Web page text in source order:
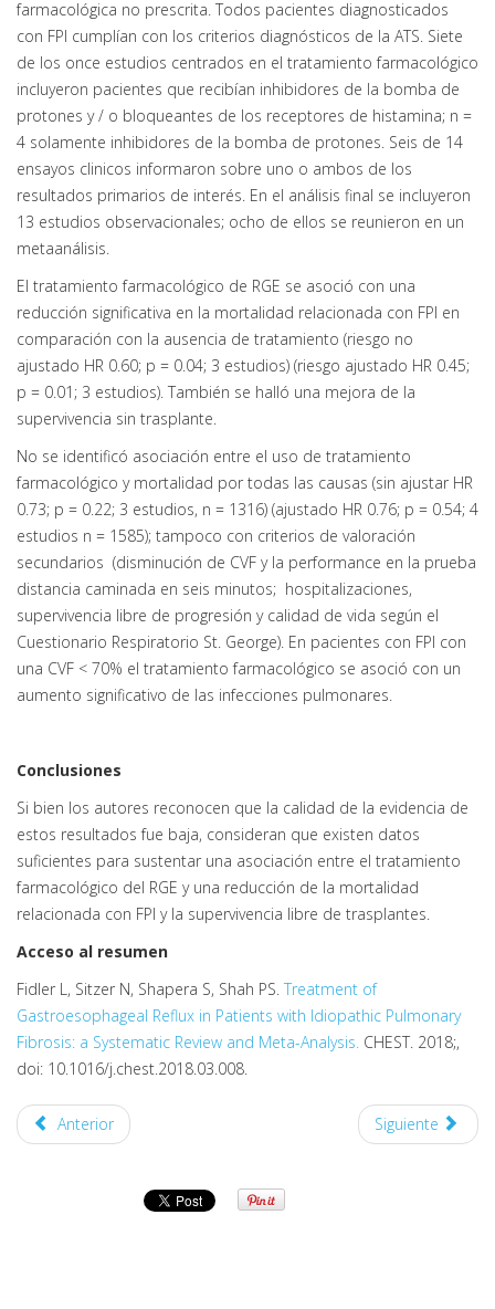
farmacológica no prescrita. Todos pacientes diagnosticados
con FPI cumplían con los criterios diagnósticos de la ATS. Siete
de los once estudios centrados en el tratamiento farmacológico
incluyeron pacientes que recibían inhibidores de la bomba de
protones y / o bloqueantes de los receptores de histamina; n =
4 solamente inhibidores de la bomba de protones. Seis de 14
ensayos clinicos informaron sobre uno o ambos de los
resultados primarios de interés. En el análisis final se incluyeron
13 estudios observacionales; ocho de ellos se reunieron en un
metaanálisis.
El tratamiento farmacológico de RGE se asoció con una
reducción significativa en la mortalidad relacionada con FPI en
comparación con la ausencia de tratamiento (riesgo no
ajustado HR 0.60; p = 0.04; 3 estudios) (riesgo ajustado HR 0.45;
p = 0.01; 3 estudios). También se halló una mejora de la
supervivencia sin trasplante.
No se identificó asociación entre el uso de tratamiento
farmacológico y mortalidad por todas las causas (sin ajustar HR
0.73; p = 0.22; 3 estudios, n = 1316) (ajustado HR 0.76; p = 0.54; 4
estudios n = 1585); tampoco con criterios de valoración
secundarios (disminución de CVF y la performance en la prueba
distancia caminada en seis minutos; hospitalizaciones,
supervivencia libre de progresión y calidad de vida según el
Cuestionario Respiratorio St. George). En pacientes con FPI con
una CVF < 70% el tratamiento farmacológico se asoció con un
aumento significativo de las infecciones pulmonares.
Conclusiones
Si bien los autores reconocen que la calidad de la evidencia de
estos resultados fue baja, consideran que existen datos
suficientes para sustentar una asociación entre el tratamiento
farmacológico del RGE y una reducción de la mortalidad
relacionada con FPI y la supervivencia libre de trasplantes.
Acceso al resumen
Fidler L, Sitzer N, Shapera S, Shah PS. Treatment of
Gastroesophageal Reflux in Patients with Idiopathic Pulmonary
Fibrosis: a Systematic Review and Meta-Analysis. CHEST. 2018;,
doi: 10.1016/j.chest.2018.03.008.
Anterior Siguiente